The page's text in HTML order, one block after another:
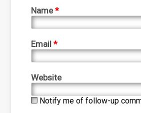
Name*
Email*
Website
Notify me of follow-up